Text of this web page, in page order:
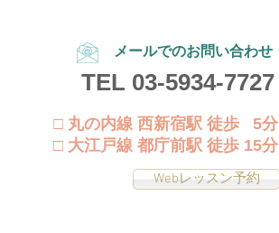
メールでのお問い合わせ
TEL 03-5934-7727
□ 丸の内線 西新宿駅 徒歩 5分
□ 大江戸線 都庁前駅 徒歩 15分
Webレッスン予約